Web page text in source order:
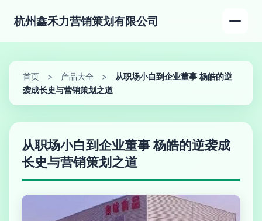
杭州鑫禾力营销策划有限公司
首页 > 产品大全 >
从职场小白到企业董事 杨皓的逆
袭成长史与营销策划之道
从职场小白到企业董事 杨皓的逆袭成
长史与营销策划之道